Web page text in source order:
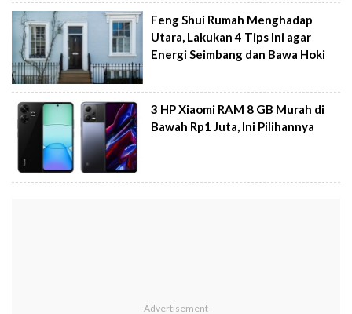
Feng Shui Rumah Menghadap
Utara, Lakukan 4 Tips Ini agar
Energi Seimbang dan Bawa Hoki
3 HP Xiaomi RAM 8 GB Murah di
Bawah Rp1 Juta, Ini Pilihannya